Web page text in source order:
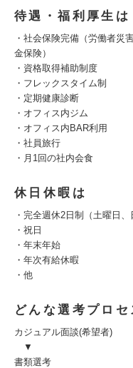
待遇・福利厚生は
・社会保険完備（労働者災
金保険）
・資格取得補助制度
・フレックスタイム制
・定期健康診断
・オフィス内ジム
・オフィス内BAR利用
・社員旅行
・月1回の社内会食
休日休暇は
・完全週休2日制（土曜日、
・祝日
・年末年始
・年次有給休暇
・他
どんな選考プロセ
カジュアル面談(希望者)
▼
書類選考